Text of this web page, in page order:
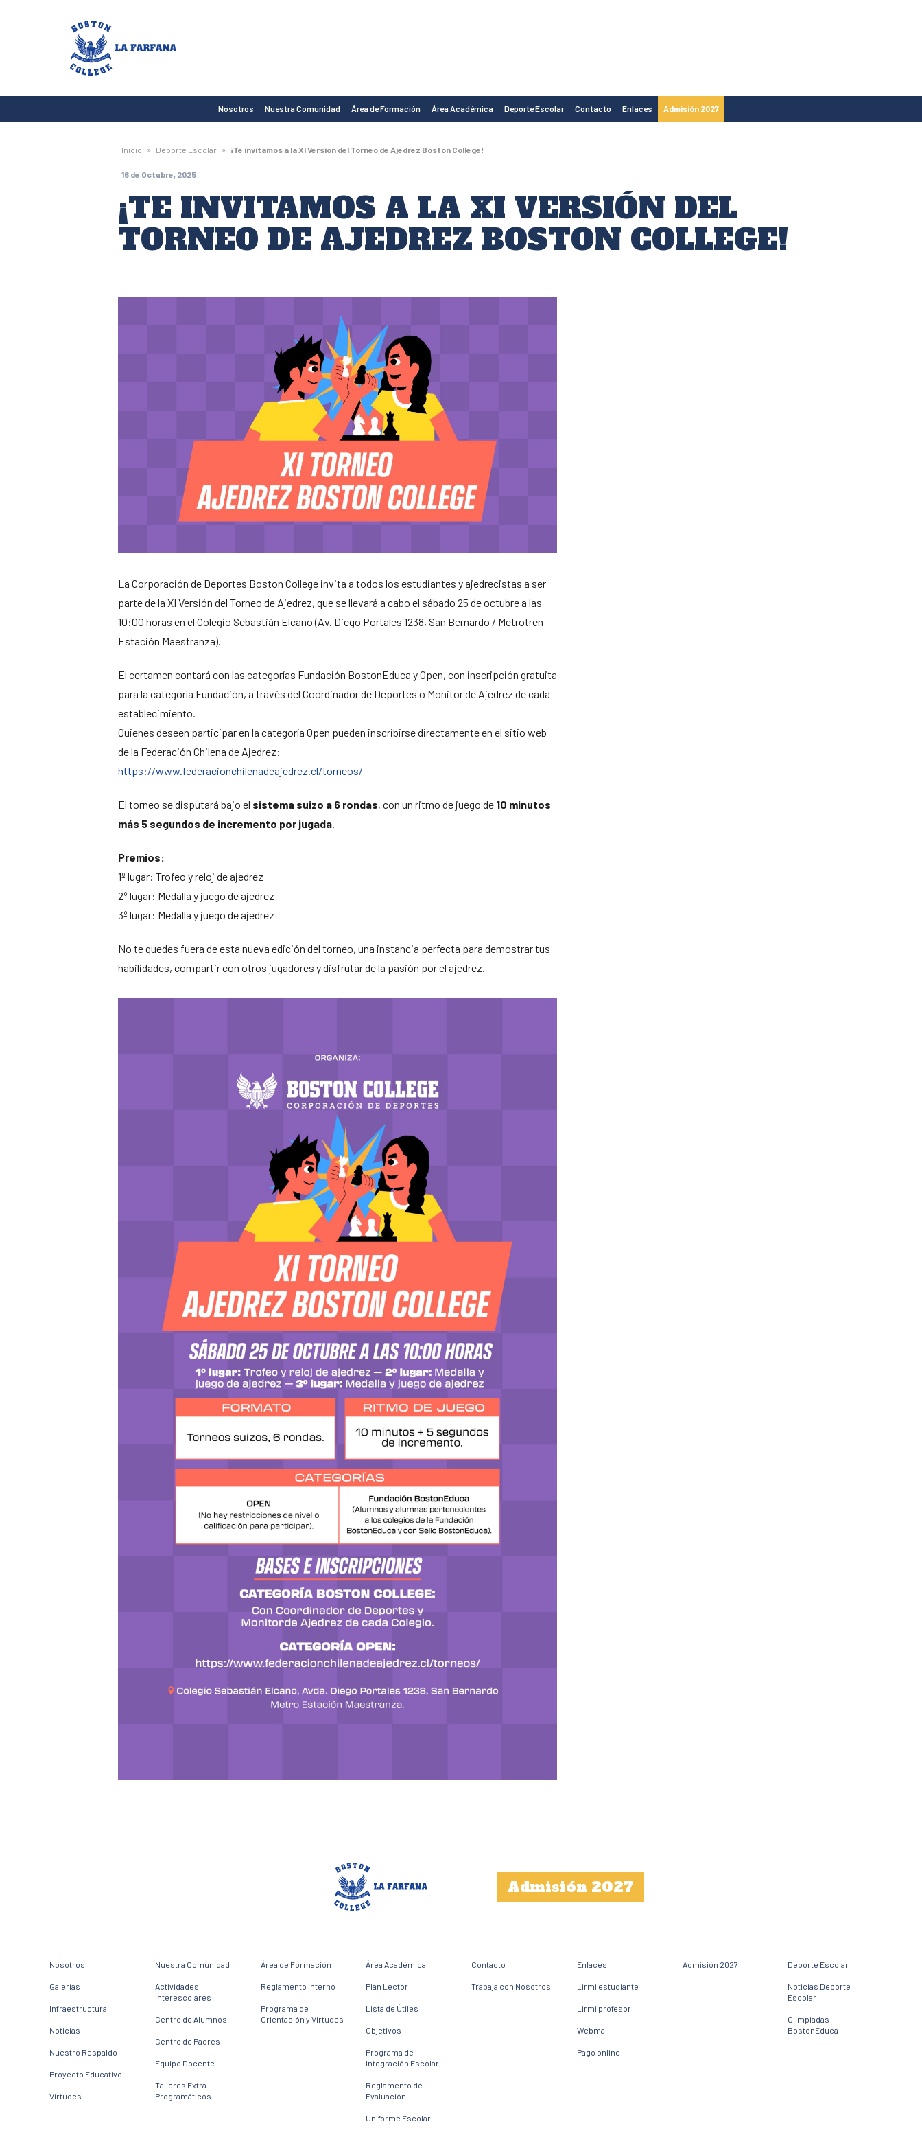
Boston
College
La
Farfana
Nosotros Nuestra Comunidad Área de Formación Área Académica Deporte Escolar Contacto Enlaces Admisión 2027
Inicio » Deporte Escolar » ¡Te invitamos a la XI Versión del Torneo de Ajedrez Boston College!
16 de Octubre, 2025
¡TE INVITAMOS A LA XI VERSIÓN DEL
TORNEO DE AJEDREZ BOSTON COLLEGE!
La Corporación de Deportes Boston College invita a todos los estudiantes y ajedrecistas a ser
parte de la XI Versión del Torneo de Ajedrez, que se llevará a cabo el sábado 25 de octubre a las
10:00 horas en el Colegio Sebastián Elcano (Av. Diego Portales 1238, San Bernardo / Metrotren
Estación Maestranza).
El certamen contará con las categorías Fundación BostonEduca y Open, con inscripción gratuita
para la categoría Fundación, a través del Coordinador de Deportes o Monitor de Ajedrez de cada
establecimiento.
Quienes deseen participar en la categoría Open pueden inscribirse directamente en el sitio web
de la Federación Chilena de Ajedrez:
https://www.federacionchilenadeajedrez.cl/torneos/
El torneo se disputará bajo el sistema suizo a 6 rondas, con un ritmo de juego de 10 minutos
más 5 segundos de incremento por jugada
Premios:
1º lugar: Trofeo y reloj de ajedrez
2º lugar: Medalla y juego de ajedrez
3º lugar: Medalla y juego de ajedrez
No te quedes fuera de esta nueva edición del torneo, una instancia perfecta para demostrar tus
habilidades, compartir con otros jugadores y disfrutar de la pasión por el ajedrez.
Admisión 2027
Nosotros
Galerías
Infraestructura
Noticias
Nuestro Respaldo
Proyecto Educativo
Virtudes
Nuestra Comunidad
Actividades
Interescolares
Centro de Alumnos
Centro de Padres
Equipo Docente
Talleres Extra
Programáticos
Área de Formación
Reglamento Interno
Programa de
Orientación y Virtudes
Área Académica
Plan Lector
Lista de Útiles
Objetivos
Programa de
Integración Escolar
Reglamento de
Evaluación
Uniforme Escolar
Contacto
Trabaja con Nosotros
Enlaces
Lirmi estudiante
Lirmi profesor
Webmail
Pago online
Admisión 2027 Deporte Escolar
Noticias Deporte
Escolar
Olimpiadas
BostonEduca